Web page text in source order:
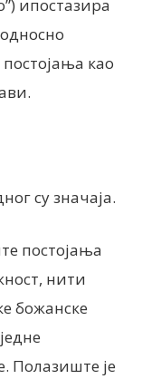
ипостазира
као
су значаја.
постојања
нити
божанске
Полазиште је